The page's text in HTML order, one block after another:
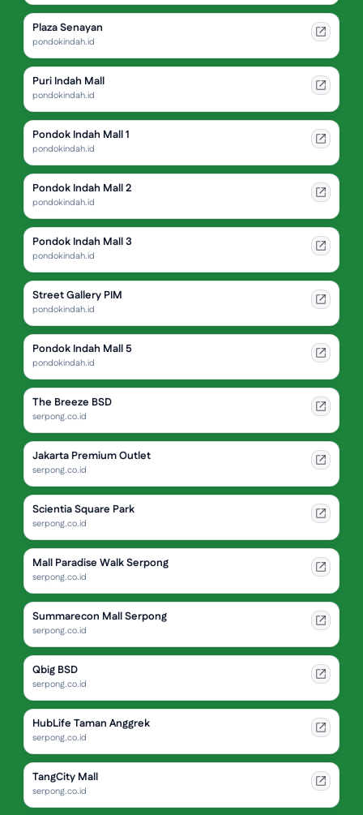
Plaza Senayan
pondokindah.id
Puri Indah Mall
pondokindah.id
Pondok Indah Mall 1
pondokindah.id
Pondok Indah Mall 2
pondokindah.id
Pondok Indah Mall 3
pondokindah.id
Street Gallery PIM
pondokindah.id
Pondok Indah Mall 5
pondokindah.id
The Breeze BSD
serpong.co.id
Jakarta Premium Outlet
serpong.co.id
Scientia Square Park
serpong.co.id
Mall Paradise Walk Serpong
serpong.co.id
Summarecon Mall Serpong
serpong.co.id
Qbig BSD
serpong.co.id
HubLife Taman Anggrek
serpong.co.id
TangCity Mall
serpong.co.id